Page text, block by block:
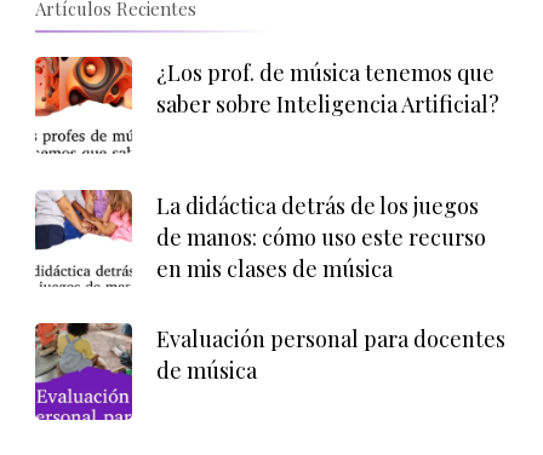
Artículos Recientes
¿Los prof. de música tenemos que
saber sobre Inteligencia Artificial?
La didáctica detrás de los juegos
de manos: cómo uso este recurso
en mis clases de música
Evaluación personal para docentes
de música